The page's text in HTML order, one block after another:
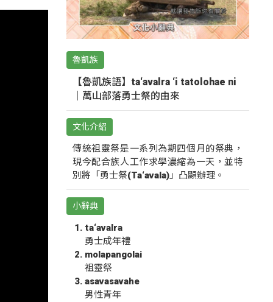
魯凱族
【魯凱族語】ta‘avalra ‘i tatolohae ni
｜萬山部落勇士祭的由來
文化介紹
傳統祖靈祭是一系列為期四個月的祭典，
現今配合族人工作求學濃縮為一天，並特
別將「勇士祭(Ta‘avala)」凸顯辦理。
小辭典
ta‘avalra
勇士成年禮
molapangolai
祖靈祭
asavasavahe
男性青年